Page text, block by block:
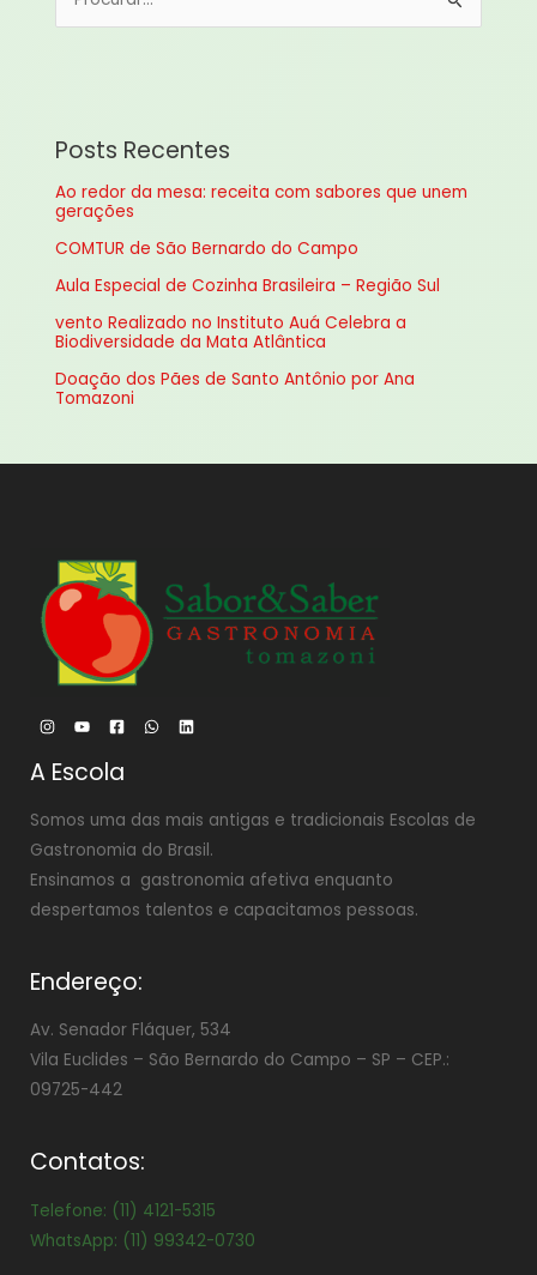
i
s
p
o
:
Posts Recentes
Ao redor da mesa: receita com sabores que unem
gerações
COMTUR de São Bernardo do Campo
Aula Especial de Cozinha Brasileira – Região Sul
vento Realizado no Instituto Auá Celebra a
Biodiversidade da Mata Atlântica
Doação dos Pães de Santo Antônio por Ana
Tomazoni
A Escola
Somos uma das mais antigas e tradicionais Escolas de
Gastronomia do Brasil.
Ensinamos a gastronomia afetiva enquanto
despertamos talentos e capacitamos pessoas.
Endereço:
Av. Senador Fláquer, 534
Vila Euclides – São Bernardo do Campo – SP – CEP.:
09725-442
Contatos:
Telefone: (11) 4121-5315
WhatsApp: (11) 99342-0730